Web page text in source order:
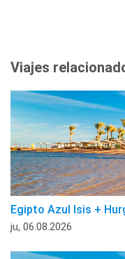
Viajes
Egipto Azul Isis +
ju, 06.08.2026